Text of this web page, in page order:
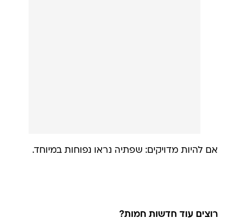
אם להיות מדויקים: שפתיה נראו נפוחות במיוחד.
רוצים עוד חדשות חמות?